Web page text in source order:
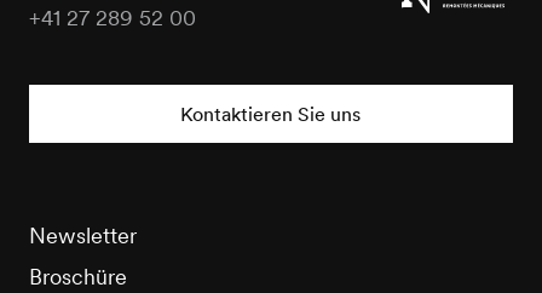
+41 27 289 52 00
Kontaktieren Sie uns
Newsletter
Broschüre